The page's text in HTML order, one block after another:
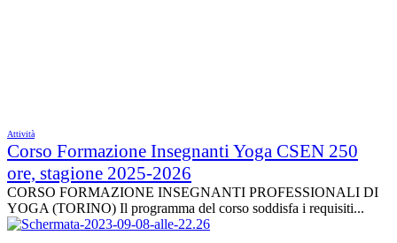
Attività
Corso Formazione Insegnanti Yoga CSEN 250
ore, stagione 2025-2026
CORSO FORMAZIONE INSEGNANTI PROFESSIONALI DI
YOGA (TORINO) Il programma del corso soddisfa i requisiti...